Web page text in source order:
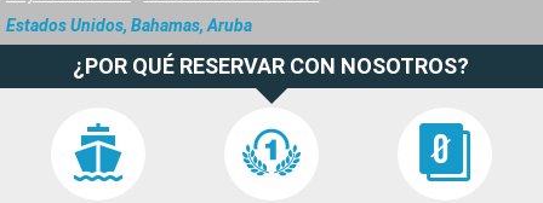
Estados Unidos, Bahamas, Aruba
¿POR QUÉ RESERVAR CON NOSOTROS?